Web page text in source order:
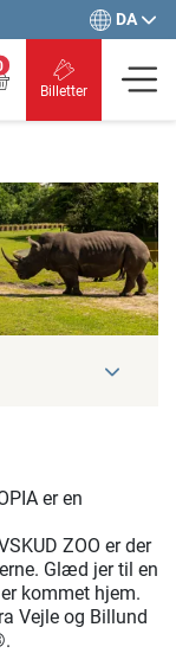
DA
Billetter
er en
ZOO er der
Glæd jer til en
kommet hjem.
Vejle og Billund